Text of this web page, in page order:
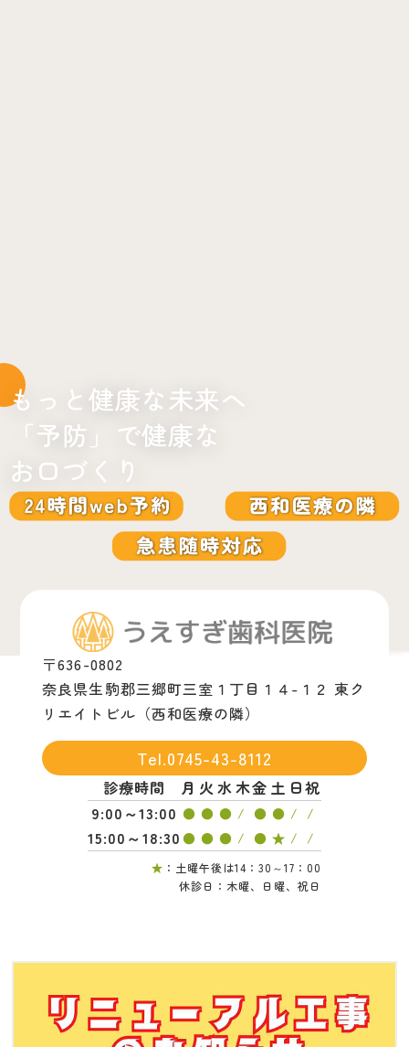
もっと健康な未来へ
「予防」で健康な
お口づくり
〒636-0802
奈良県生駒郡三郷町三室１丁目１４-１２ 東ク
リエイトビル（西和医療の隣）
Tel.0745-43-8112
診療時間 月 火水木金 土 日祝
9:00～13:00 ● ● ● / ● ● / /
15:00～18:30 ● ● ● / ● ★ / /
★ ：土曜午後は14：30～17：00
休診日：木曜、日曜、祝日